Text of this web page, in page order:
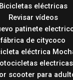
Bicicletas eléctricas
Revisar vídeos
patinete
fábrica de citycoco
eléctrica
electricas
scooter para